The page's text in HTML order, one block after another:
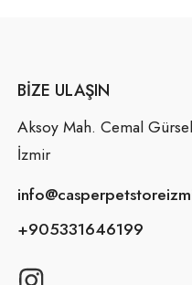
BIZE ULAŞIN
Aksoy Mah. Cemal
İzmir
+905331646199